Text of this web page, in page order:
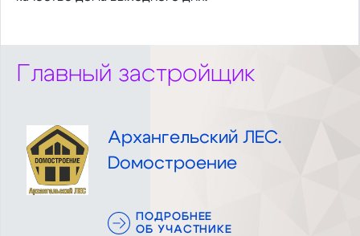
Главный застройщик
Архангельский ЛЕС.
Dомостроение
ПОДРОБНЕЕ
ОБ УЧАСТНИКЕ